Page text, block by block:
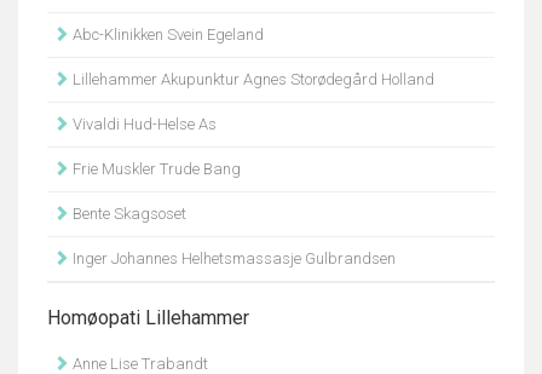
Abc-Klinikken Svein Egeland
Lillehammer Akupunktur Agnes Storødegård Holland
Vivaldi Hud-Helse As
Frie Muskler Trude Bang
Bente Skagsoset
Inger Johannes Helhetsmassasje Gulbrandsen
Homøopati Lillehammer
Anne Lise Trabandt